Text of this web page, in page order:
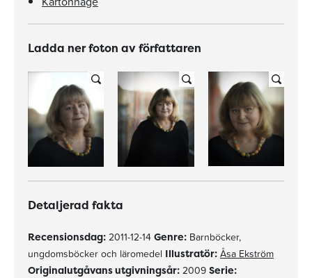
Ladda ner foton av författaren
Detaljerad fakta
Recensionsdag: 2011-12-14 Genre: Barnböcker,
ungdomsböcker och läromedel Illustratör: Åsa Ekström
Originalutgåvans utgivningsår: 2009 Serie: